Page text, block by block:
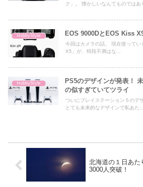
ク」。 懐かしいなんてものではあ
HobbyStyle EOS 9000DとEOS Kiss
今回はカメラの話。 現在使って
X5」が、特段不満はな...
HobbyStyle
PS5のデザインが発表！
の似すぎていてツライ
ついにプレイステーション５のデ
とても未来的なデザインで私あた...
北海道の１日あた
3000人突破！